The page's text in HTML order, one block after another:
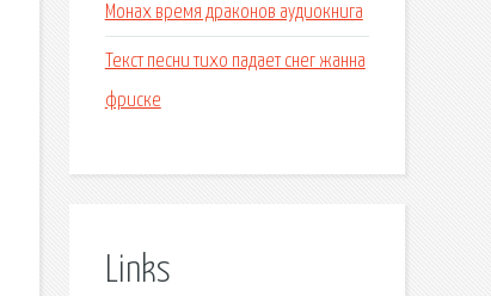
Монах время драконов аудиокнига
Текст песни тихо падает снег жанна
фриске
Links